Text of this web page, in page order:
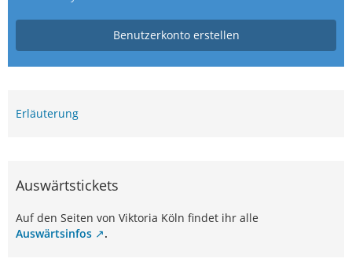
Benutzerkonto erstellen
Erläuterung
Auswärtstickets
Auf den Seiten von Viktoria Köln findet ihr alle
Auswärtsinfos
.